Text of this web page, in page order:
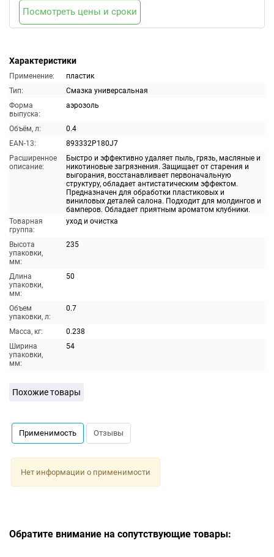
Характеристики
Применение:
пластик
Тип:
Смазка универсальная
Форма
выпуска:
аэрозоль
Объём, л:
0.4
EAN-13:
893332P180J7
Расширенное
описание:
Быстро и эффективно удаляет пыль, грязь, масляные и
никотиновые загрязнения. Защищает от старения и
выгорания, восстанавливает первоначальную
структуру, обладает антистатическим эффектом.
Предназначен для обработки пластиковых и
виниловых деталей салона. Подходит для молдингов и
бамперов. Обладает приятным ароматом клубники.
Товарная
группа:
уход и очистка
Высота
упаковки,
мм:
235
Длина
упаковки,
мм:
50
Объем
упаковки, л:
0.7
Масса, кг:
0.238
Ширина
упаковки,
мм:
54
Посмотреть цены и сроки
Похожие товары
Применимость Отзывы
Нет информации о применимости
Обратите внимание на сопутствующие товары: